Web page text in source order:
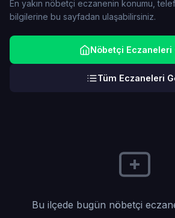
En yakın nöbetçi eczanenin konumu,
bilgilerine bu sayfadan ulaşabilirsiniz.
Nöbetçi Eczaneleri
Tüm Eczaneleri
Bu ilçede bugün nöbetçi